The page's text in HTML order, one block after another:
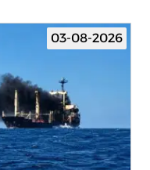
03-08-2026